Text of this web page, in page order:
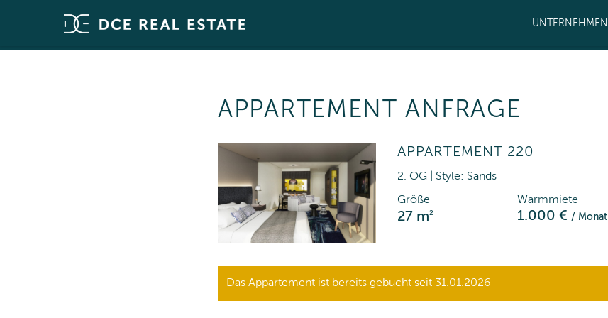
UNTERNEHMEN
APPARTEMENT ANFRAGE
APPARTEMENT 220
2. OG | Style: Sands
Größe
27 m2
Warmmiete
1.000 €/ Monat
Das Appartement ist bereits gebucht seit 31.01.2026